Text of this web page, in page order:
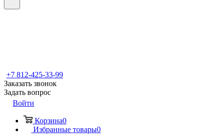
+7 812-425-33-99
Заказать звонок
Задать вопрос
Войти
Корзина0
Избранные товары0